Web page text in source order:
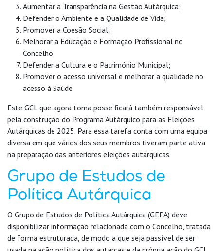
Aumentar a Transparência na Gestão Autárquica;
Defender o Ambiente e a Qualidade de Vida;
Promover a Coesão Social;
Melhorar a Educação e Formação Profissional no
Concelho;
Defender a Cultura e o Património Municipal;
Promover o acesso universal e melhorar a qualidade no
acesso à Saúde.
Este GCL que agora toma posse ficará também responsável
pela construção do Programa Autárquico para as Eleições
Autárquicas de 2025. Para essa tarefa conta com uma equipa
diversa em que vários dos seus membros tiveram parte ativa
na preparação das anteriores eleições autárquicas.
Grupo de Estudos de
Política Autárquica
O Grupo de Estudos de Política Autárquica (GEPA) deve
disponibilizar informação relacionada com o Concelho, tratada
de forma estruturada, de modo a que seja passível de ser